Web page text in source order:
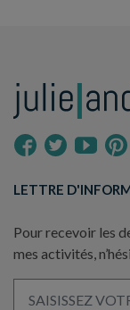
LETTRE
Pour recevoir les
mes activités,